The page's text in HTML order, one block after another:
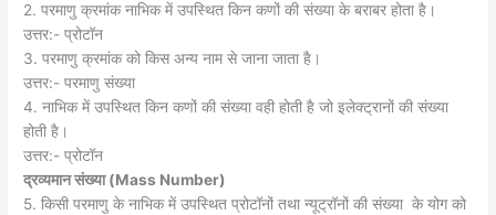
2. परमाणु क्रमांक नाभिक में उपस्थित किन कणों की संख्या के बराबर होता है।
उत्तर:- प्रोटॉन
3. परमाणु क्रमांक को किस अन्य नाम से जाना जाता है।
उत्तर:- परमाणु संख्या
4. नाभिक में उपस्थित किन कणों की संख्या वही होती है जो इलेक्ट्रानों की संख्या
होती है।
उत्तर:- प्रोटॉन
द्रव्यमान संख्या (Mass Number)
5. किसी परमाणु के नाभिक में उपस्थित प्रोटॉनों तथा न्यूट्रॉनों की संख्या के योग को